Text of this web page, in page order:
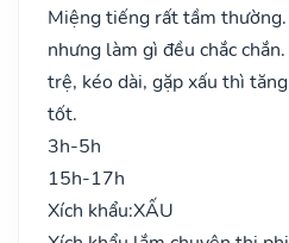
Miệng tiếng rất tầm
nhưng làm gì đều chắc
trệ, kéo dài, gặp xấu thì
tốt.
3h-5h
15h-17h
Xích khẩu:XẤU